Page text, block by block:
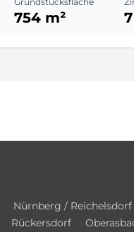
754 m² 7
Nürnberg / Reichelsdorf
Rückersdorf